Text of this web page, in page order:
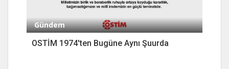
Gündem
OSTİM 1974'ten Bugüne Aynı Şuurda